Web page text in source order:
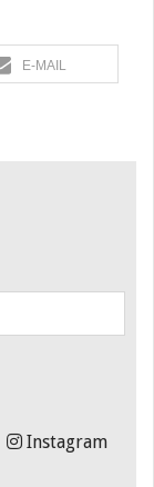
E-MAIL
Instagram